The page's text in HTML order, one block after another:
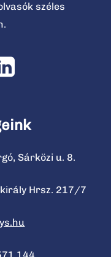
széles
Sárközi u. 8.
Hrsz. 217/7